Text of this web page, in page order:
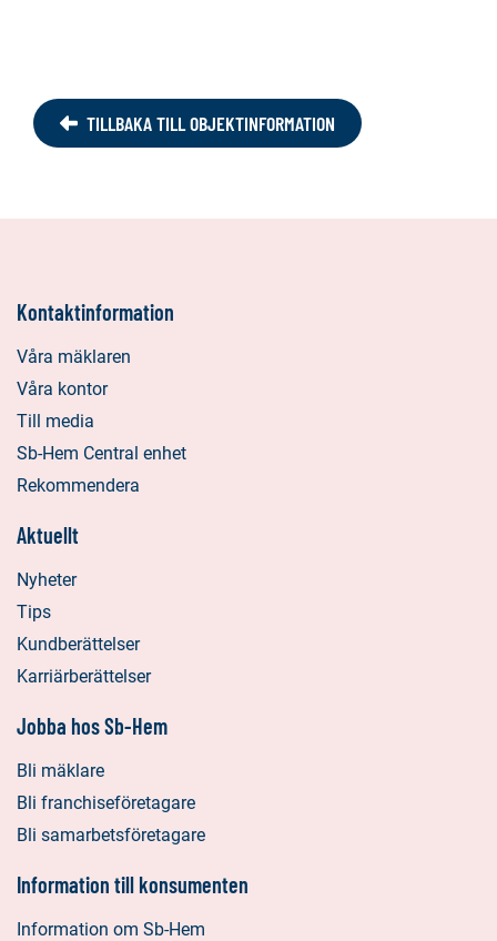
TILLBAKA TILL OBJEKTINFORMATION
Kontaktinformation
Våra mäklaren
Våra kontor
Till media
Sb-Hem Central enhet
Rekommendera
Aktuellt
Nyheter
Tips
Kundberättelser
Karriärberättelser
Jobba hos Sb-Hem
Bli mäklare
Bli franchiseföretagare
Bli samarbetsföretagare
Information till konsumenten
Information om Sb-Hem